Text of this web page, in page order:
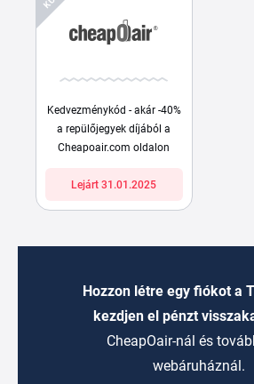
Kedvezménykód - akár -40%
a repülőjegyek díjából a
Cheapoair.com oldalon
Lejárt 31.01.2025
Hozzon létre egy fiókot a
kezdjen el pénzt
CheapOair-nál és
webáruháznál.